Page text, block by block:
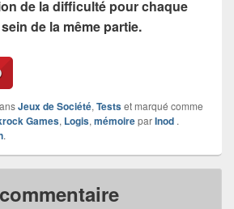
de la difficulté pour chaque
de la même partie.
Jeux de Société, Testset marqué comme
Games, Logis, mémoireparInod .
.